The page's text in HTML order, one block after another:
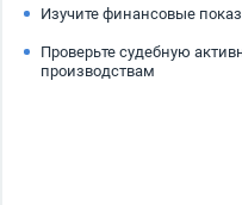
Изучите финансовые
Проверьте судебную
производствам